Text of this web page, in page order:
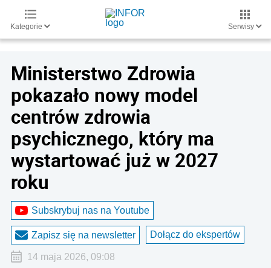
Kategorie Serwisy
Ministerstwo Zdrowia
pokazało nowy model
centrów zdrowia
psychicznego, który ma
wystartować już w 2027
roku
Subskrybuj nas na Youtube
Zapisz się na newsletter Dołącz do ekspertów
14 maja 2026, 09:08